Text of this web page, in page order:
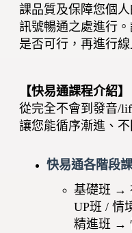
課品質及保障您個
訊號暢通之處進行
是否可行，再進行線
【快易通課程介紹】
從完全不會到發音/
讓您能循序漸進、
快易通各階段
基礎班 →
UP班 / 情
精進班 →